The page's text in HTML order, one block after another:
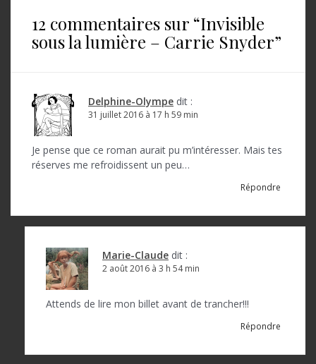
l
12 commentaires sur “Invisible
sous la lumière – Carrie Snyder”
Delphine-Olympe dit :
31 juillet 2016 à 17 h 59 min
Je pense que ce roman aurait pu m’intéresser. Mais tes
réserves me refroidissent un peu…
Répondre
Marie-Claude dit :
2 août 2016 à 3 h 54 min
Attends de lire mon billet avant de trancher!!!
Répondre